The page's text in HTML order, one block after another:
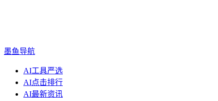
墨鱼导航
AI工具严选
AI点击排行
AI最新资讯